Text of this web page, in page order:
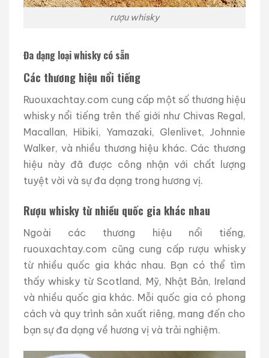
rượu whisky
Đa dạng loại whisky có sẵn
Các thương hiệu nổi tiếng
Ruouxachtay.com cung cấp một số thương hiệu
whisky nổi tiếng trên thế giới như Chivas Regal,
Macallan, Hibiki, Yamazaki, Glenlivet, Johnnie
Walker, và nhiều thương hiệu khác. Các thương
hiệu này đã được công nhận với chất lượng
tuyệt vời và sự đa dạng trong hương vị.
Rượu whisky từ nhiều quốc gia khác nhau
Ngoài các thương hiệu nổi tiếng,
ruouxachtay.com cũng cung cấp rượu whisky
từ nhiều quốc gia khác nhau. Bạn có thể tìm
thấy whisky từ Scotland, Mỹ, Nhật Bản, Ireland
và nhiều quốc gia khác. Mỗi quốc gia có phong
cách và quy trình sản xuất riêng, mang đến cho
bạn sự đa dạng về hương vị và trải nghiệm.